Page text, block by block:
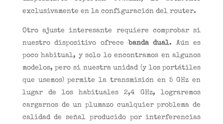
exclusivamente en la configuración del router.
Otro ajuste interesante requiere comprobar si
nuestro dispositivo ofrece
banda dual. Aún es
poco habitual, y solo lo encontramos en algunos
modelos, pero si nuestra unidad (y los portátiles
que usemos) permite la transmisión en 5 GHz en
lugar de los habituales 2,4 GHz, lograremos
cargarnos de un plumazo cualquier problema de
calidad de señal producido por interferencias